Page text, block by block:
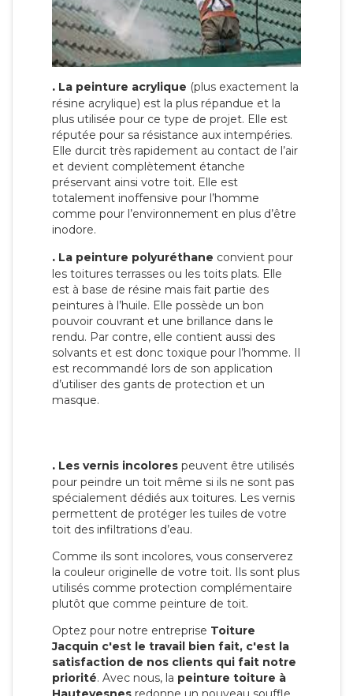
. La peinture acrylique (plus exactement la
résine acrylique) est la plus répandue et la
plus utilisée pour ce type de projet. Elle est
réputée pour sa résistance aux intempéries.
Elle durcit très rapidement au contact de l’air
et devient complètement étanche
préservant ainsi votre toit. Elle est
totalement inoffensive pour l’homme
comme pour l’environnement en plus d’être
inodore.
. La peinture polyuréthane convient pour
les toitures terrasses ou les toits plats. Elle
est à base de résine mais fait partie des
peintures à l’huile. Elle possède un bon
pouvoir couvrant et une brillance dans le
rendu. Par contre, elle contient aussi des
solvants et est donc toxique pour l’homme. Il
est recommandé lors de son application
d’utiliser des gants de protection et un
masque.
. Les vernis incolores peuvent être utilisés
pour peindre un toit même si ils ne sont pas
spécialement dédiés aux toitures. Les vernis
permettent de protéger les tuiles de votre
toit des infiltrations d’eau.
Comme ils sont incolores, vous conserverez
la couleur originelle de votre toit. Ils sont plus
utilisés comme protection complémentaire
plutôt que comme peinture de toit.
Optez pour notre entreprise Toiture
Jacquin c'est le travail bien fait, c'est la
satisfaction de nos clients qui fait notre
priorité. Avec nous, la peinture toiture à